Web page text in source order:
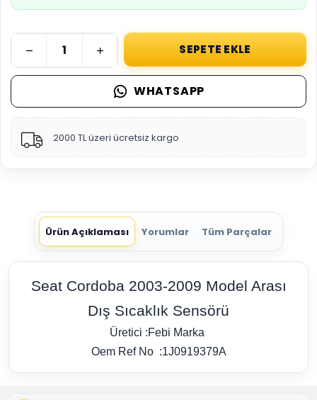
SEPETE EKLE
WHATSAPP
2000 TL üzeri ücretsiz kargo
Ürün Açıklaması Yorumlar Tüm Parçalar
Seat Cordoba 2003-2009 Model Arası
Dış Sıcaklık Sensörü
Üretici :Febi Marka
Oem Ref No :1J0919379A